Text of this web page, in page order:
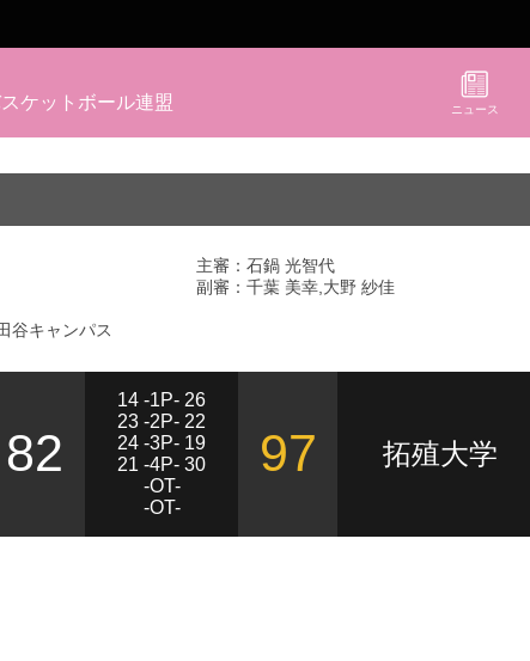
ケットボール連盟
ニュース
谷キャンパス
主審：石鍋 光智代
副審：千葉 美幸,大野 紗佳
82
14 -1P- 26
23 -2P- 22
24 -3P- 19
21 -4P- 30
-OT-
-OT-
97 拓殖大学